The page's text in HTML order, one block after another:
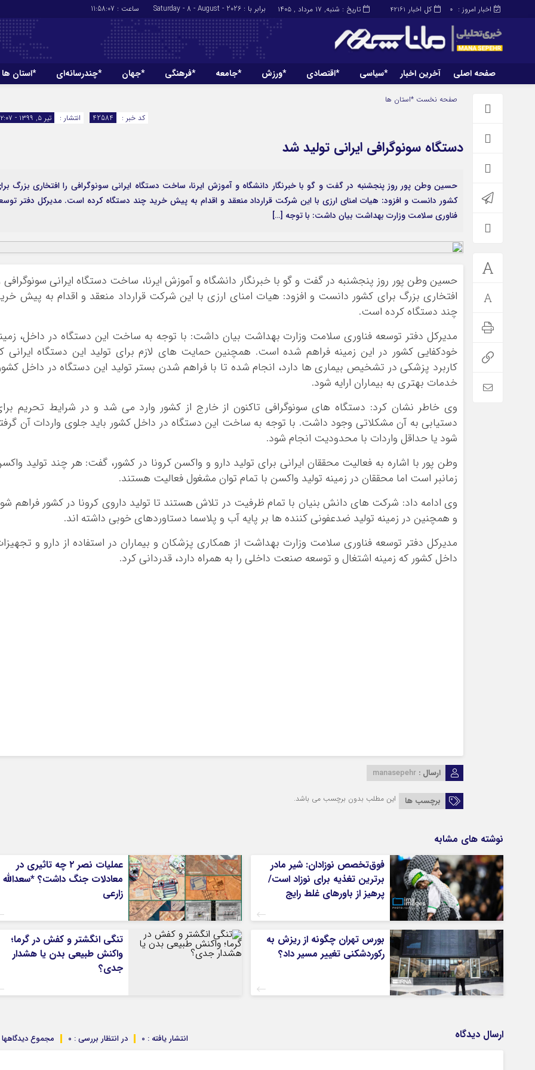
کل اخبار 42161 اخبار امروز : 0 تاریخ : شنبه, ۱۷ مرداد , ۱۴۰۵ برابر با : Saturday - 8 - August - 2026 ساعت : 11:58:07
صفحه اصلی آخرین اخبار *سیاسی *اقتصادی *ورزش *جامعه *فرهنگی *جهان *چندرسانه‌ای *استان ها
صفحه اصلی
احزاب و تشکلها
بانک ها
اخبار بورس
ارتباطات و
تبلیغات
*فرهنگی
ایثار و شهادت
دفاع مقدس
*جهان
بین الملل
آسیای غربی
آمریکا و اروپا
*چندرسانه‌ای
گالری
اینفوگرافی
صوت و فیلم
*استان ها
آذربایجان غربی
البرز
بوشهر
لرستان
همدان
یزد
صفحه نخست *استان ها
انتشار :
تیر ۵, ۱۳۹۹ - ۱۲:۰۷ کد خبر : 42584
دستگاه سونوگرافی ایرانی تولید شد
حسین وطن پور روز پنجشنبه در گفت و گو با خبرنگار دانشگاه و آموزش ایرنا، ساخت دستگاه ایرانی سونوگرافی را افتخاری بزرگ
کشور دانست و افزود: هیات امنای ارزی با این شرکت قرارداد منعقد و اقدام به پیش خرید چند دستگاه کرده است. مدیرکل دفتر
فناوری سلامت وزارت بهداشت بیان داشت: با توجه […]
حسین وطن پور روز پنجشنبه در گفت و گو با خبرنگار دانشگاه و آموزش ایرنا، ساخت دستگاه ایرانی سونوگرافی
افتخاری بزرگ برای کشور دانست و افزود: هیات امنای ارزی با این شرکت قرارداد منعقد و اقدام به پیش
چند دستگاه کرده است.
مدیرکل دفتر توسعه فناوری سلامت وزارت بهداشت بیان داشت: با توجه به ساخت این دستگاه در داخل،
خودکفایی کشور در این زمینه فراهم شده است. همچنین حمایت های لازم برای تولید این دستگاه ایرانی
کاربرد پزشکی در تشخیص بیماری ها دارد، انجام شده تا با فراهم شدن بستر تولید این دستگاه در داخل
خدمات بهتری به بیماران ارایه شود.
وی خاطر نشان کرد: دستگاه های سونوگرافی تاکنون از خارج از کشور وارد می شد و در شرایط تحریم
دستیابی به آن مشکلاتی وجود داشت. با توجه به ساخت این دستگاه در داخل کشور باید جلوی واردات آن
شود یا حداقل واردات با محدودیت انجام شود.
وطن پور با اشاره به فعالیت محققان ایرانی برای تولید دارو و واکسن کرونا در کشور، گفت: هر چند تولید
زمانبر است اما محققان در زمینه تولید واکسن با تمام توان مشغول فعالیت هستند.
وی ادامه داد: شرکت های دانش بنیان با تمام ظرفیت در تلاش هستند تا تولید داروی کرونا در کشور فراهم
و همچنین در زمینه تولید ضدعفونی کننده ها بر پایه آب و پلاسما دستاوردهای خوبی داشته اند.
مدیرکل دفتر توسعه فناوری سلامت وزارت بهداشت از همکاری پزشکان و بیماران در استفاده از دارو و
داخل کشور که زمینه اشتغال و توسعه صنعت داخلی را به همراه دارد، قدردانی کرد.
ارسال : manasepehr
برچسب ها این مطلب بدون برچسب می باشد.
نوشته های مشابه
فوق‌تخصص نوزادان: شیر مادر
برترین تغذیه برای نوزاد است/
پرهیز از باورهای غلط رایج
عملیات نصر ۲ چه تاثیری در
معادلات جنگ داشت؟ *سعدالله
زارعی
بورس تهران چگونه از ریزش به
رکوردشکنی تغییر مسیر داد؟
تنگی انگشتر و کفش در گرما؛
واکنش طبیعی بدن یا هشدار
جدی؟
ارسال دیدگاه مجموع دیدگاهها : در انتظار بررسی : 0 انتشار یافته : 0